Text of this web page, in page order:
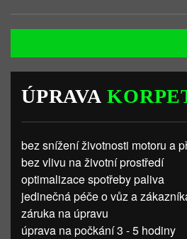
ÚPRAVA
bez snížení životnosti motoru a
bez vlivu na životní prostředí
optimalizace spotřeby paliva
jedinečná péče o vůz a
záruka na úpravu
úprava na počkání 3 - 5 hodiny